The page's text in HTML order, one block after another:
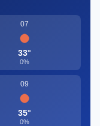
07
33°
0%
09
35°
0%